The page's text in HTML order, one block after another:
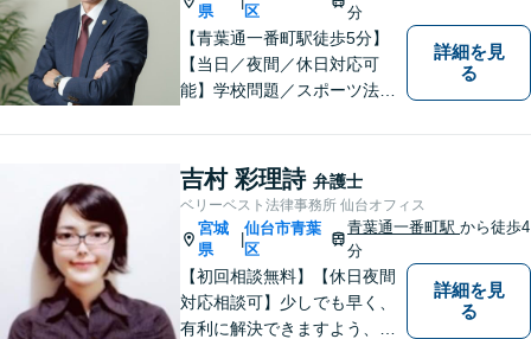
県
区
分
【青葉通一番町駅徒歩5分】
【当日／夜間／休日対応可
能】学校問題／スポーツ法務
／消費者被害／債務整理／相
続／刑事事件など幅広く対
応。悩みを抱えた方が気軽に
相談できるように、親しみや
すい雰囲気作りを心掛けてお
ります。
詳細を見
る
吉村 彩理詩 弁護士
ベリーベスト法律事務所 仙台オフィス
宮城
県
仙台市青葉
区
青葉通一番町駅から徒歩4
分
【初回相談無料】【休日夜間
対応相談可】少しでも早く、
有利に解決できますよう、誠
詳細を見
る